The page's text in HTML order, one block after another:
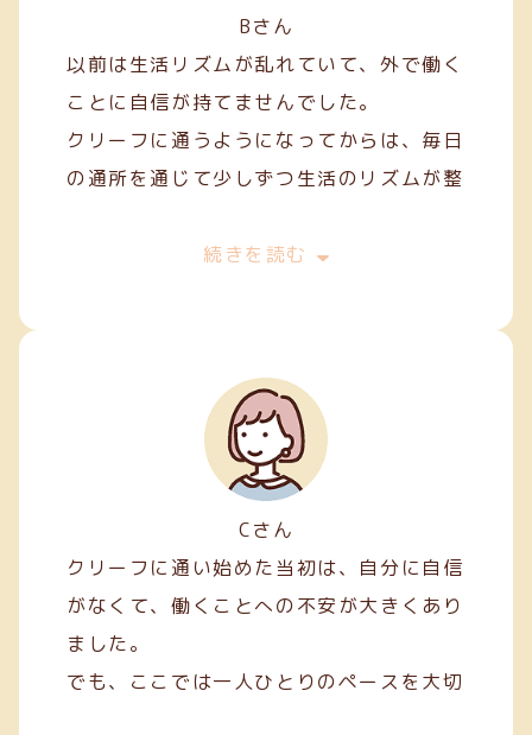
Bさん
以前は生活リズムが乱れていて、外で働く
ことに自信が持てませんでした。
クリーフに通うようになってからは、毎日
の通所を通じて少しずつ生活のリズムが整
続きを読む
Cさん
クリーフに通い始めた当初は、自分に自信
がなくて、働くことへの不安が大きくあり
ました。
でも、ここでは一人ひとりのペースを大切